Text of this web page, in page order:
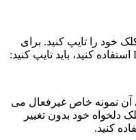
خود را تایپ کنید. برای
آن نمونه خاص غیرفعال می
دلخواه خود بدون تغییر
کنید.